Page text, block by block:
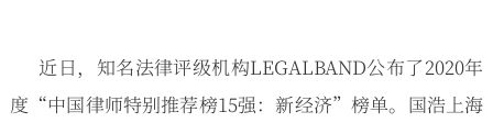
近日，知名法律评级机构LEGALBAND公布了2020年
度“中国律师特别推荐榜15强：新经济”榜单。国浩上海